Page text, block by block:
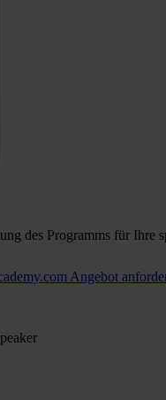
des Programms für Ihre
Angebot